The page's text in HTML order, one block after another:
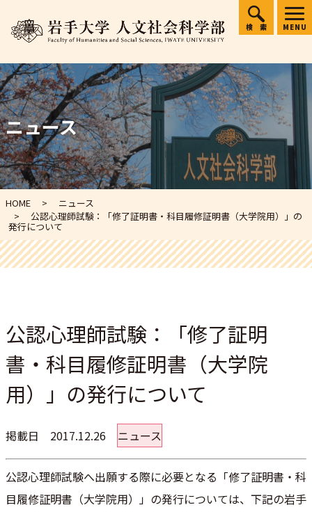
検索 MENU
ニュース
HOME
ニュース
公認心理師試験：「修了証明書・科目履修証明書（大学院用）」の
発行について
公認心理師試験：「修了証明
書・科目履修証明書（大学院
用）」の発行について
掲載日 2017.12.26 ニュース
公認心理師試験へ出願する際に必要となる「修了証明書・科
目履修証明書（大学院用）」の発行については、下記の岩手